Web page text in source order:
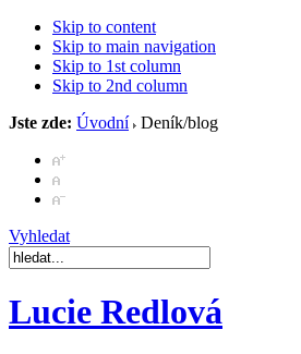
Skip to content
Skip to main navigation
Skip to 1st column
Skip to 2nd column
Jste zde: Úvodní Deník/blog
Vyhledat
Lucie Redlová